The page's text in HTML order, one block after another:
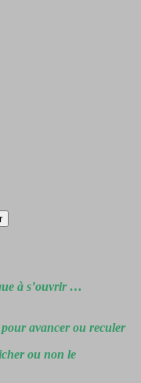
à s’ouvrir …
avancer ou reculer
ou non le